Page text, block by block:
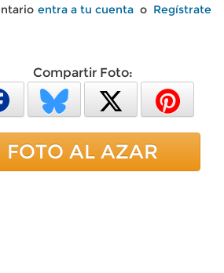
entra a tu cuenta o Regístrate
Compartir Foto:
FOTO AL AZAR